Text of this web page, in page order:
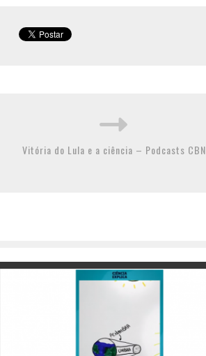
Vitória do Lula e a ciência – Podcasts CBN